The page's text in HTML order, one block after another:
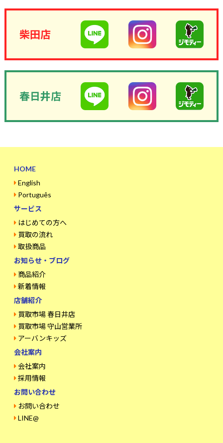
柴田店
春日井店
HOME
English
Português
サービス
はじめての方へ
買取の流れ
取扱商品
お知らせ・ブログ
商品紹介
新着情報
店舗紹介
買取市場 春日井店
買取市場 守山営業所
アーバンキッズ
会社案内
会社案内
採用情報
お問い合わせ
お問い合わせ
LINE@